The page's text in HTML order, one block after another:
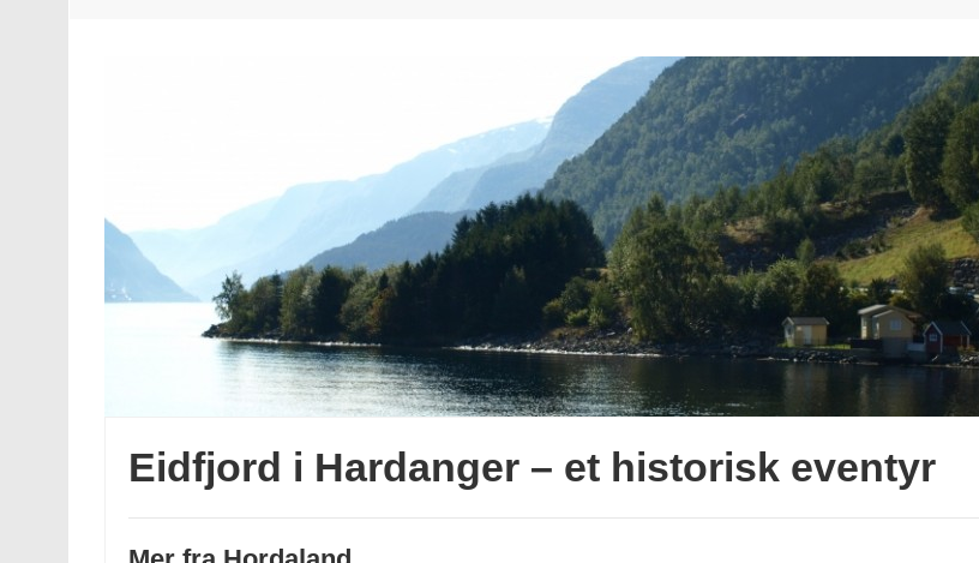
Eidfjord i Hardanger – et historisk eventyr